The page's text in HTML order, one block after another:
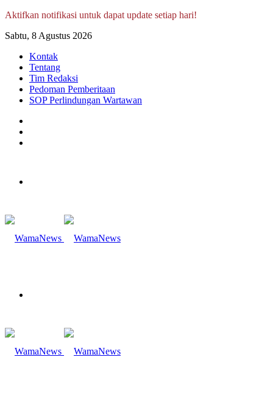
Aktifkan notifikasi untuk dapat update setiap hari!
Sabtu, 8 Agustus 2026
Kontak
Tentang
Tim Redaksi
Pedoman Pemberitaan
SOP Perlindungan Wartawan